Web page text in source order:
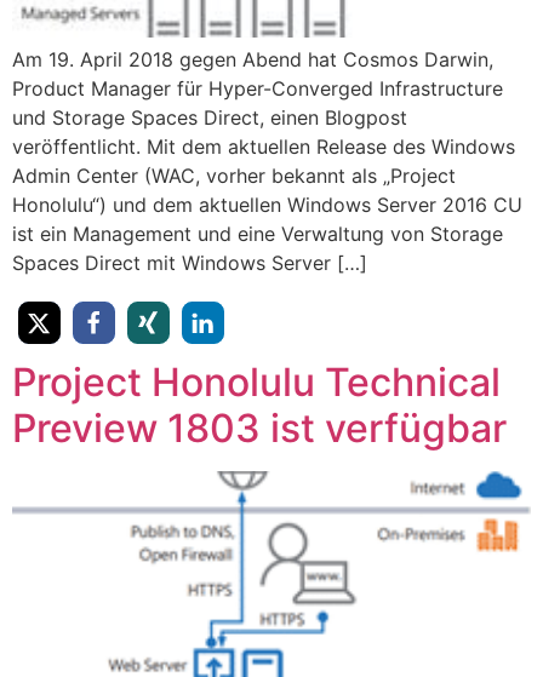
Am 19. April 2018 gegen Abend hat Cosmos Darwin,
Product Manager für Hyper-Converged Infrastructure
und Storage Spaces Direct, einen Blogpost
veröffentlicht. Mit dem aktuellen Release des Windows
Admin Center (WAC, vorher bekannt als „Project
Honolulu“) und dem aktuellen Windows Server 2016 CU
ist ein Management und eine Verwaltung von Storage
Spaces Direct mit Windows Server […]
Project Honolulu Technical
Preview 1803 ist verfügbar